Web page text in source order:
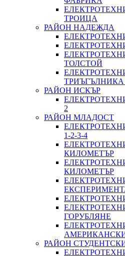
ТРОИЦА
РАЙОН НАДЕЖДА
ТОЛСТОЙ
РАЙОН ИСКЪР
2
РАЙОН МЛАДОСТ
1-2-3-4
КИЛОМЕТЪР
КИЛОМЕТЪР
ГОРУБЛЯНЕ
РАЙОН